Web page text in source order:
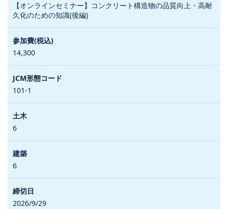
【オンラインセミナー】コンクリート構造物の品質向上・高耐
久化のための知識(後編)
14,300
101-1
6
6
2026/9/29